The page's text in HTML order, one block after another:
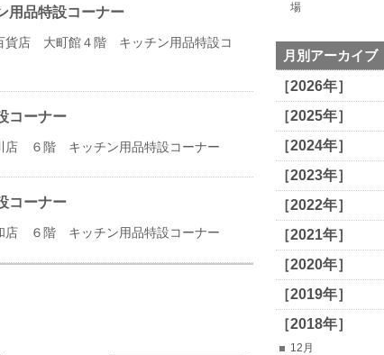
品特設コーナー
店 大町館４階 キッチン用品特設コ
コーナー
６階 キッチン用品特設コーナー
コーナー
６階 キッチン用品特設コーナー
場
月別アーカイブ
［2026年］
［2025年］
［2024年］
［2023年］
［2022年］
［2021年］
［2020年］
［2019年］
［2018年］
12月